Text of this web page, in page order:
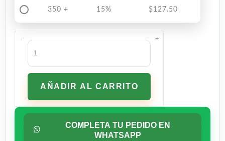
350 + 15% $127.50
-
Rastrillo
para
Afeitar
Desechable
Gillette
Prestobarba
Ultragrip3
fácil
AÑADIR AL CARRITO
+
COMPLETA TU PEDIDO EN
WHATSAPP